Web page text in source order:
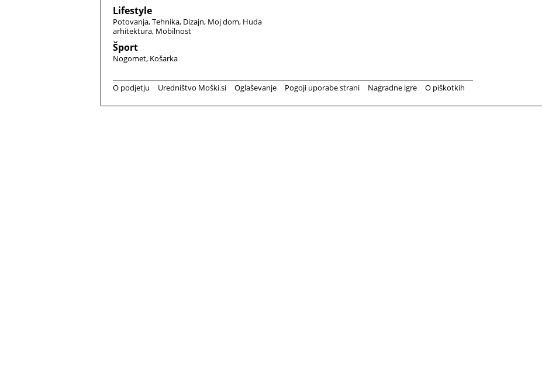
Lifestyle
Potovanja Tehnika Dizajn Moj dom Huda
arhitektura Mobilnost
Šport
Nogomet Košarka
O podjetju Uredništvo Moški.si Oglaševanje Pogoji uporabe strani Nagradne igre O piškotkih